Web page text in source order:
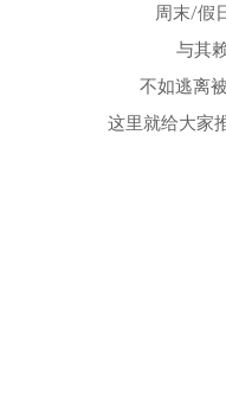
周末/假
与其
不如逃离
这里就给大家